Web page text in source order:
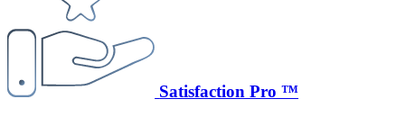
Satisfaction Pro ™